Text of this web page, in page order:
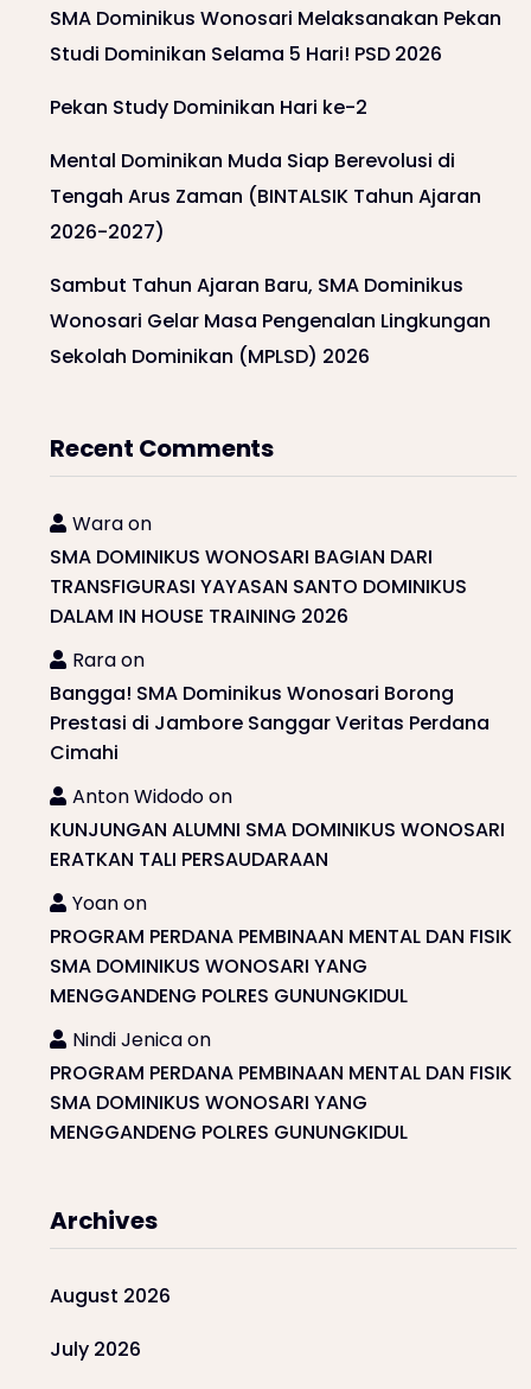
SMA Dominikus Wonosari Melaksanakan Pekan
Studi Dominikan Selama 5 Hari! PSD 2026
Pekan Study Dominikan Hari ke-2
Mental Dominikan Muda Siap Berevolusi di
Tengah Arus Zaman (BINTALSIK Tahun Ajaran
2026-2027)
Sambut Tahun Ajaran Baru, SMA Dominikus
Wonosari Gelar Masa Pengenalan Lingkungan
Sekolah Dominikan (MPLSD) 2026
Recent Comments
Waraon
SMA DOMINIKUS WONOSARI BAGIAN DARI
TRANSFIGURASI YAYASAN SANTO DOMINIKUS
DALAM IN HOUSE TRAINING 2026
Raraon
Bangga! SMA Dominikus Wonosari Borong
Prestasi di Jambore Sanggar Veritas Perdana
Cimahi
Anton Widodoon
KUNJUNGAN ALUMNI SMA DOMINIKUS WONOSARI
ERATKAN TALI PERSAUDARAAN
Yoanon
PROGRAM PERDANA PEMBINAAN MENTAL DAN FISIK
SMA DOMINIKUS WONOSARI YANG
MENGGANDENG POLRES GUNUNGKIDUL
Nindi Jenicaon
PROGRAM PERDANA PEMBINAAN MENTAL DAN FISIK
SMA DOMINIKUS WONOSARI YANG
MENGGANDENG POLRES GUNUNGKIDUL
Archives
August 2026
July 2026